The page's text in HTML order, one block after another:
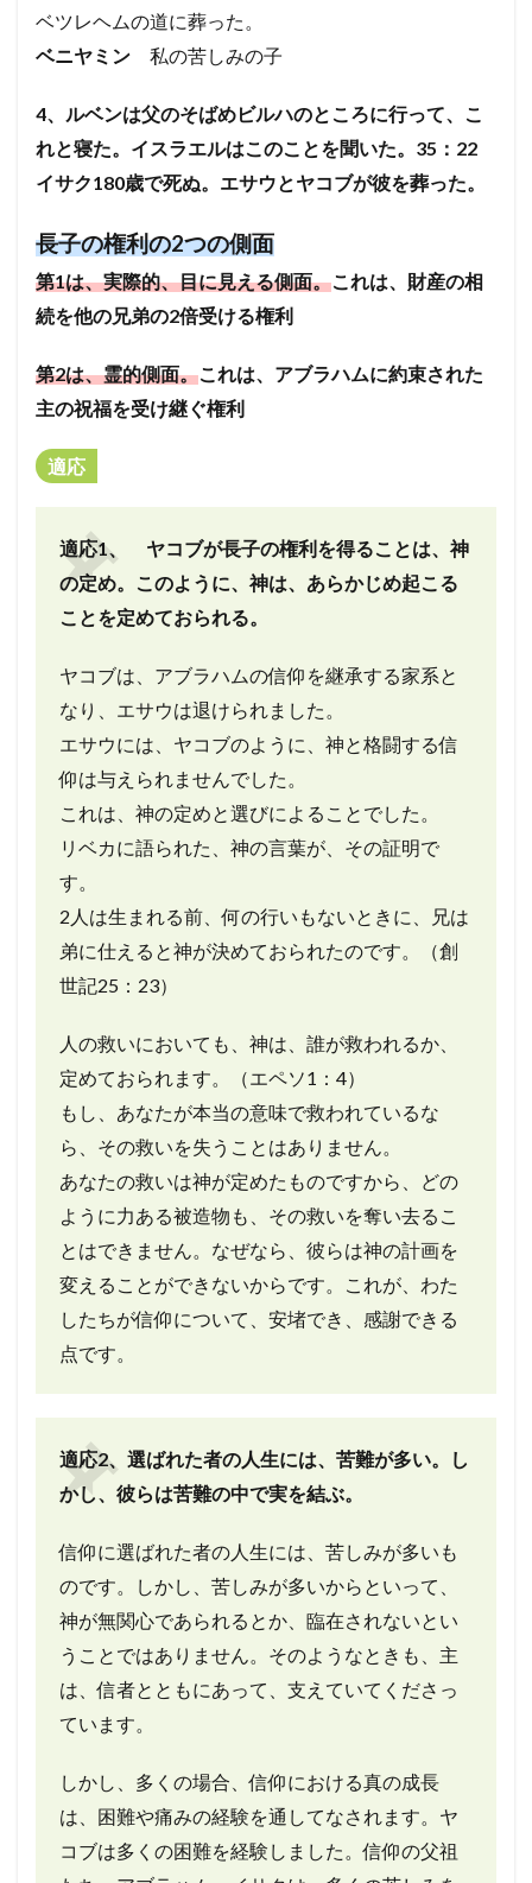
ベツレヘムの道に葬った。
ベニヤミン 私の苦しみの子
4、ルベンは父のそばめビルハのところに行って、こ
れと寝た。イスラエルはこのことを聞いた。35：22
イサク180歳で死ぬ。エサウとヤコブが彼を葬った。
長子の権利の2つの側面
第1は、実際的、目に見える側面。これは、財産の相
続を他の兄弟の2倍受ける権利
第2は、霊的側面。これは、アブラハムに約束された
主の祝福を受け継ぐ権利
適応
適応1、 ヤコブが長子の権利を得ることは、神
の定め。
このように、神は、あらかじめ起こる
ことを定めておられる。
ヤコブは、アブラハムの信仰を継承する家系と
なり、エサウは退けられました。
エサウには、ヤコブのように、神と格闘する信
仰は与えられませんでした。
これは、神の定めと選びによることでした。
リベカに語られた、神の言葉が、その証明で
す。
2人は生まれる前、何の行いもないときに、兄は
弟に仕えると神が決めておられたのです。（創
世記25：23）
人の救いにおいても、神は、誰が救われるか、
定めておられます。（エペソ1：4）
もし、あなたが本当の意味で救われているな
ら、その救いを失うことはありません。
あなたの救いは神が定めたものですから、どの
ように力ある被造物も、その救いを奪い去るこ
とはできません。なぜなら、彼らは神の計画を
変えることができないからです。
これが、わた
したちが信仰について、安堵でき、感謝できる
点です。
適応2、選ばれた者の人生には、苦難が多い。し
かし、彼らは苦難の中で実を結ぶ。
信仰に選ばれた者の人生には、苦しみが多いも
のです。しかし、苦しみが多いからといって、
神が無関心であられるとか、臨在されないとい
うことではありません。 そのようなときも、主
は、信者とともにあって、支えていてくださっ
ています。
しかし、多くの場合、信仰における真の成長
は、困難や痛みの経験を通してなされます。ヤ
コブは多くの困難を経験しました。信仰の父祖